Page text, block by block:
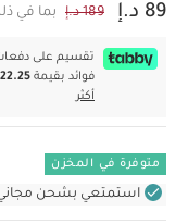
89 د.إ 189 د.إ بما في
فوائد بقيمة
أكثر
متوفرة في المخزن
استمتعي بشحن مجاني